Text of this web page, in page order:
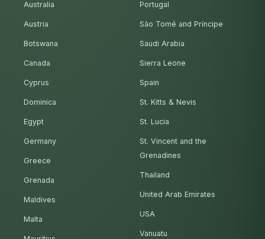
Australia
Austria
Botswana
Canada
Cyprus
Dominica
Egypt
Germany
Greece
Grenada
Maldives
Malta
Portugal
São Tomé and Príncipe
Saudi Arabia
Sierra Leone
Spain
St. Kitts & Nevis
St. Lucia
St. Vincent and the
Grenadines
Thailand
United Arab Emirates
USA
Vanuatu